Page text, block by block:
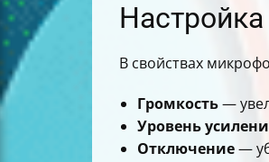
В свойствах
Громкость—
Уровень
Отключение—